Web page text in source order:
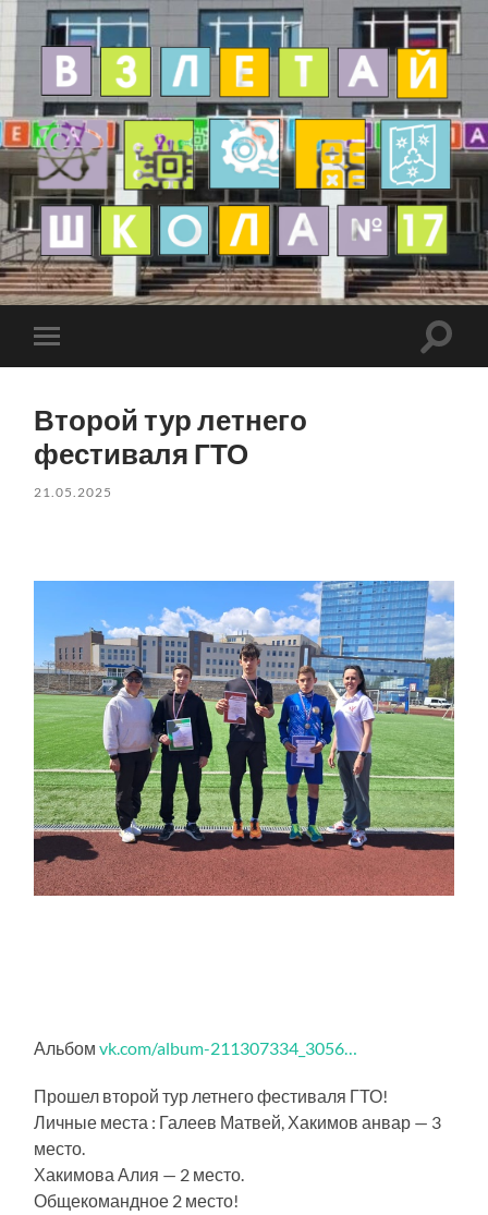
Второй тур летнего
фестиваля ГТО
21.05.2025
Альбомvk.com/album-211307334_3056…
Прошел второй тур летнего фестиваля ГТО!
Личные места : Галеев Матвей, Хакимов анвар — 3
место.
Хакимова Алия — 2 место.
Общекомандное 2 место!